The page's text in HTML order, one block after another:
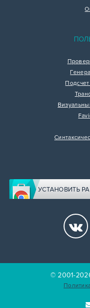
УСТАНОВИТЬ
© 2001-